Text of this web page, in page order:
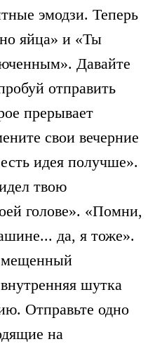
эмодзи. Теперь
яйца» и «Ты
Давайте
отправить
прерывает
свои вечерние
идея получше».
твою
голове». «Помни,
да, я тоже».
шутка
Отправьте одно
на